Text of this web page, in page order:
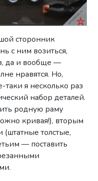
сторонник
с ним возиться,
да и вообще —
нравятся. Но,
я несколько раз
набор деталей.
родную раму
кривая!), вторым
толстые,
— поставить